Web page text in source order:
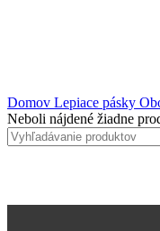
Domov Lepiace pásky
Neboli nájdené žiadne